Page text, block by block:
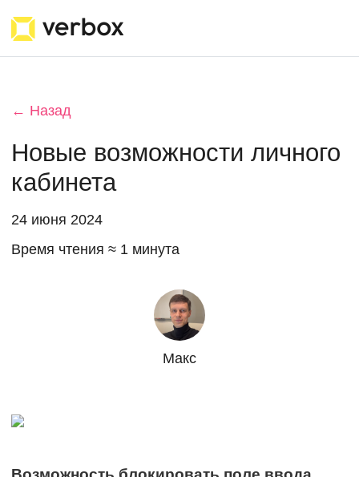
← Назад
Новые возможности личного
кабинета
24 июня 2024
Время чтения ≈ 1 минута
Макс